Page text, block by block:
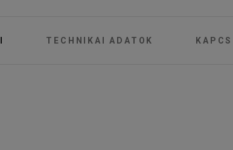
TECHNIKAI ADATOK